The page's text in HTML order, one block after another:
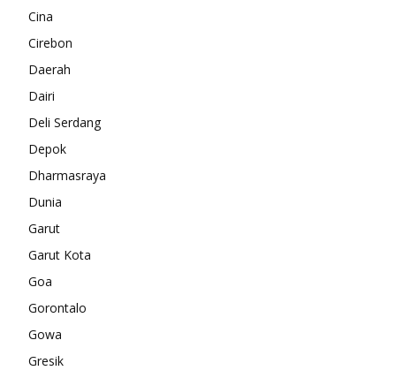
Cina
Cirebon
Daerah
Dairi
Deli Serdang
Depok
Dharmasraya
Dunia
Garut
Garut Kota
Goa
Gorontalo
Gowa
Gresik